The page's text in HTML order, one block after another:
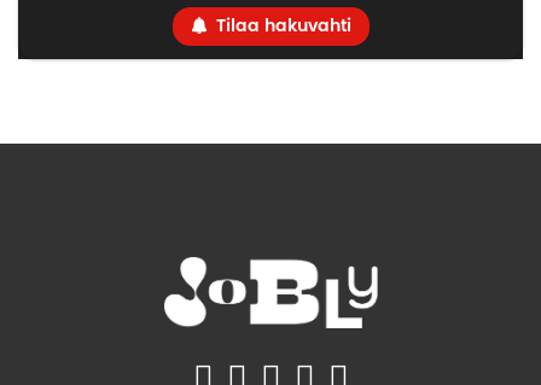
Tilaa hakuvahti